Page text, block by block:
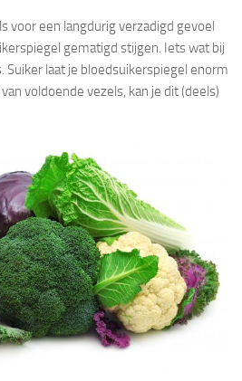
voor een langdurig verzadigd gevoel
gematigd stijgen. Iets wat bij
Suiker laat je bloedsuikerspiegel enorm
voldoende vezels, kan je dit (deels)